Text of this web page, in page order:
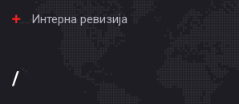
Интерна ревизија
/